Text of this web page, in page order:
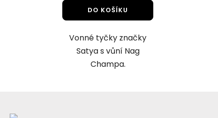
DO KOŠÍKU
Vonné tyčky značky
Satya s vůní Nag
Champa.